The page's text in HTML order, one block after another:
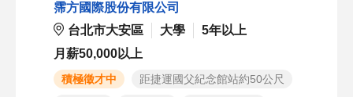
霈方國際股份有限公司
台北市大安區
大學
5年以上
月薪50,000以上
積極徵才中
距捷運國父紀念館站約50公尺